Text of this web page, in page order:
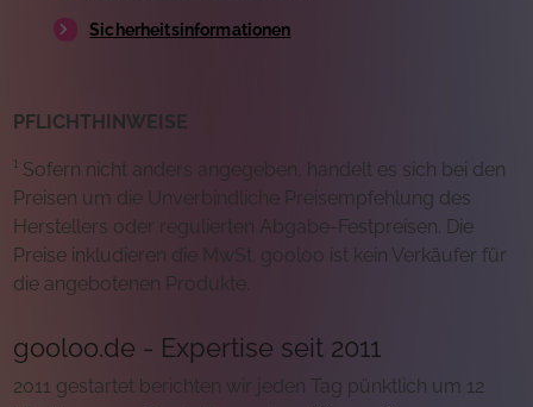
Sicherheitsinformationen
PFLICHTHINWEISE
¹ Sofern nicht anders angegeben, handelt es sich bei den
Preisen um die Unverbindliche Preisempfehlung des
Herstellers oder regulierten Abgabe-Festpreisen. Die
Preise inkludieren die MwSt. gooloo ist kein Verkäufer für
die angebotenen Produkte.
gooloo.de - Expertise seit 2011
2011 gestartet berichten wir jeden Tag pünktlich um 12